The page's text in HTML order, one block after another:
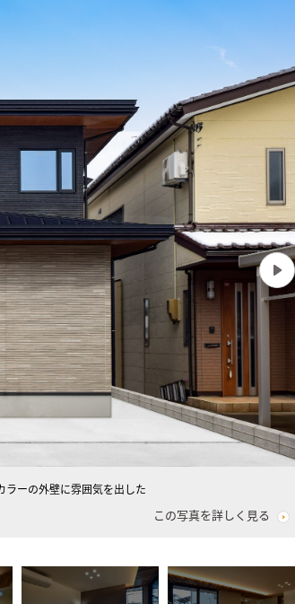
ラーの外壁に雰囲気を出した
この写真を詳しく見る